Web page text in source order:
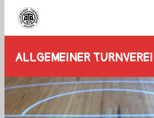
ALLGEMEINER